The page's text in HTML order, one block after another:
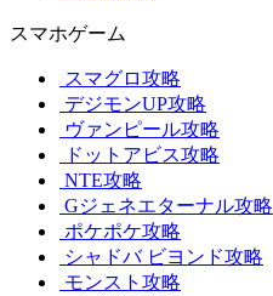
スマホゲーム
スマグロ攻略
デジモンUP攻略
ヴァンピール攻略
ドットアビス攻略
NTE攻略
Gジェネエターナル攻略
ポケポケ攻略
シャドバ ビヨンド攻略
モンスト攻略